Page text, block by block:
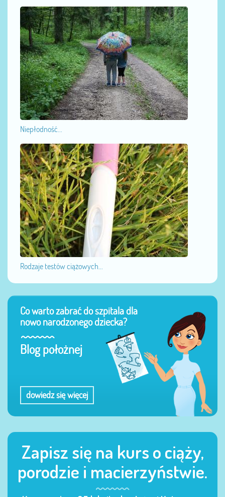
Niepłodność...
Rodzaje testów ciążowych...
Co warto zabrać do szpitala dla
nowo narodzonego dziecka?
Blog położnej
dowiedz się więcej
Zapisz się na kurs o ciąży,
porodzie i macierzyństwie.